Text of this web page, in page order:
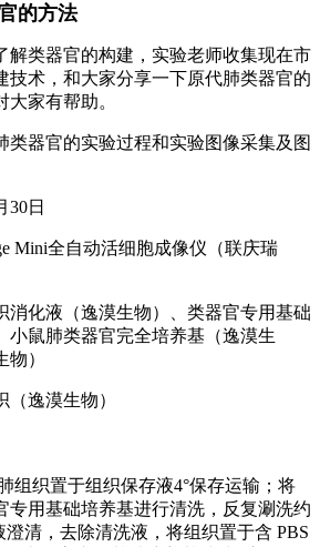
的方法
解类器官的构建，实验老师收集现在市
技术，和大家分享一下原代肺类器官的
家有帮助。
类器官的实验过程和实验图像采集及图
30日
Mini全自动活细胞成像仪（联庆瑞
消化液（逸漠生物）、类器官专用基础
小鼠肺类器官完全培养基（逸漠生
）
（逸漠生物）
组织置于组织保存液4°保存运输；将
专用基础培养基进行清洗，反复涮洗约
澄清，去除清洗液，将组织置于含 PBS